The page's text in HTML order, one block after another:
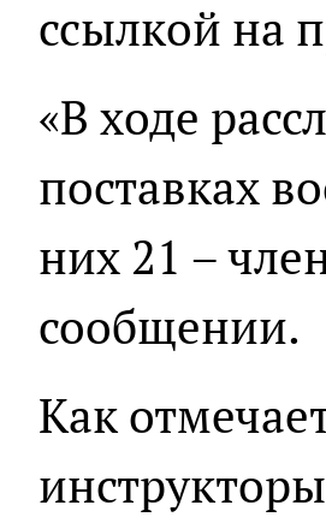
ссылкой на
«В ходе
поставках
них 21 –
сообщении.
Как